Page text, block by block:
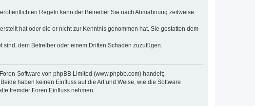
Regeln kann der Betreiber Sie nach Abmahnung zeitweise
hat oder die er nicht zur Kenntnis genommen hat. Sie gestatten dem
dem Betreiber oder einem Dritten Schaden zuzufügen.
Software von phpBB Limited (www.phpbb.com) handelt;
haben keinen Einfluss auf die Art und Weise, wie die Software
fremder Foren Einfluss nehmen.